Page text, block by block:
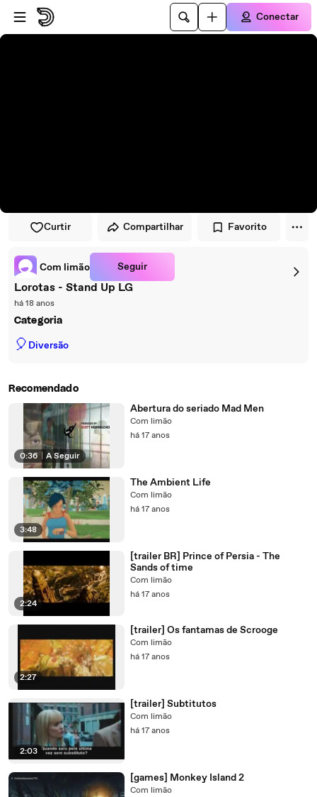
Pular para o player
Ir para o conteúdo principal
Conectar
Curtir Compartilhar Favorito
Com limão Seguir
Lorotas - Stand Up LG
há 18 anos
Categoria
🎈 Diversão
Recomendado
0:36 A Seguir
Abertura do seriado Mad Men
Com limão
há 17 anos
3:48
The Ambient Life
Com limão
há 17 anos
2:24
[trailer BR] Prince of Persia - The
Sands of time
Com limão
há 17 anos
2:27
[trailer] Os fantamas de Scrooge
Com limão
há 17 anos
2:03
[trailer] Subtitutos
Com limão
há 17 anos
[games] Monkey Island 2
Com limão